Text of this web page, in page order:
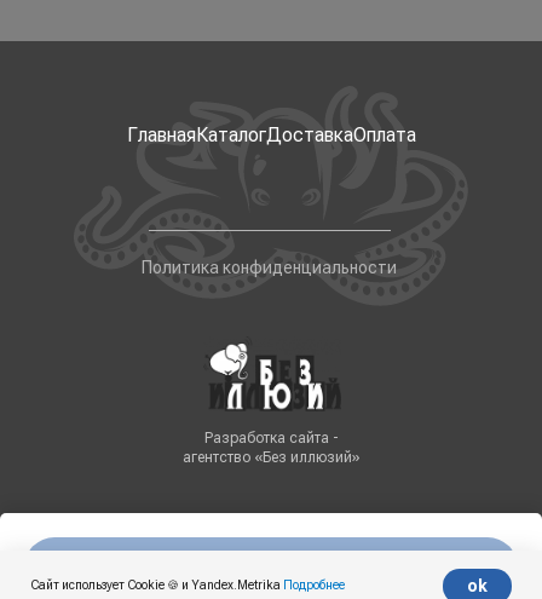
Сайт использует Cookie 🍪 и Yandex.Metrika Подробнее ok
ГлавнаяКаталогДоставкаОплата
Политика конфиденциальности
Разработка сайта -
агентство «Без иллюзий»
Made on Tilda